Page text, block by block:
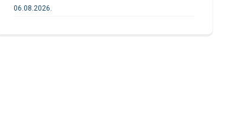
06.08.2026.